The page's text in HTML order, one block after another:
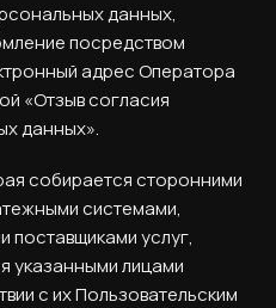
данных,
посредством
адрес Оператора
«Отзыв согласия
данных».
собирается сторонними
системами,
поставщиками услуг,
указанными лицами
с их Пользовательским